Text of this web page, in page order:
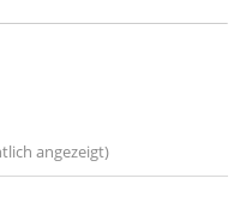
angezeigt)